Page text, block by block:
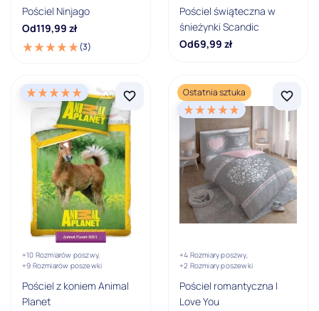
Pościel Ninjago
Od119,99 zł
(3)
Pościel świąteczna w
śnieżynki Scandic
Od69,99 zł
+10 Rozmiarów poszwy,
+9 Rozmiarów poszewki
Pościel z koniem Animal
Planet
Ostatnia sztuka
+4 Rozmiary poszwy,
+2 Rozmiary poszewki
Pościel romantyczna I
Love You